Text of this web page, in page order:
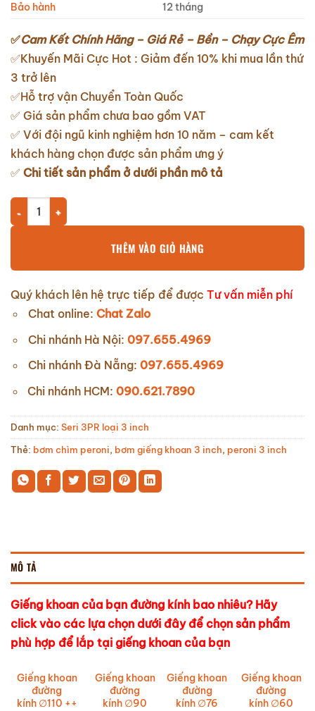
Bảo hành 12 tháng
✅Cam Kết Chính Hãng – Giá Rẻ – Bền – Chạy Cực Êm
✅Khuyến Mãi Cực Hot : Giảm đến 10% khi mua lần thứ
3 trở lên
✅Hỗ trợ vận Chuyển Toàn Quốc
✅ Giá sản phẩm chưa bao gồm VAT
✅ Với đội ngũ kinh nghiệm hơn 10 năm – cam kết
khách hàng chọn được sản phẩm ưng ý
✅ Chi tiết sản phẩm ở dưới phần mô tả
Bơm chìm giếng khoan Peroni Model 3PRm1.8/37 1.1Kw số lượng
THÊM VÀO GIỎ HÀNG
Quý khách lên hệ trực tiếp để được Tư vấn miễn phí
Chat online: Chat Zalo
Chi nhánh Hà Nội: 097.655.4969
Chi nhánh Đà Nẵng: 097.655.4969
Chi nhánh HCM: 090.621.7890
Danh mục: Seri 3PR loại 3 inch
Thẻ: bơm chìm peroni, bơm giếng khoan 3 inch, peroni 3 inch
MÔ TẢ
Giếng khoan của bạn đường kính bao nhiêu? Hãy
click vào các lựa chọn dưới đây để chọn sản phẩm
phù hợp để lắp tại giếng khoan của bạn
Giếng khoan
đường
kính ∅110 ++
Giếng khoan
đường
kính ∅90
Giếng khoan
đường
kính ∅76
Giếng khoan
đường
kính ∅60